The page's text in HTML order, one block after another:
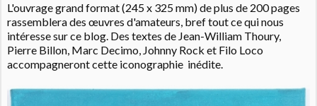
L'ouvrage grand format (245 x 325 mm) de plus de 200 pages
rassemblera des œuvres d'amateurs, bref tout ce qui nous
intéresse sur ce blog. Des textes de Jean-William Thoury,
Pierre Billon, Marc Decimo, Johnny Rock et Filo Loco
accompagneront cette iconographie inédite.